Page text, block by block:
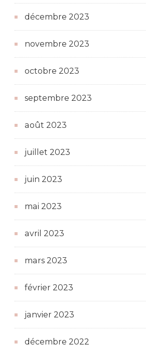
décembre 2023
novembre 2023
octobre 2023
septembre 2023
août 2023
juillet 2023
juin 2023
mai 2023
avril 2023
mars 2023
février 2023
janvier 2023
décembre 2022